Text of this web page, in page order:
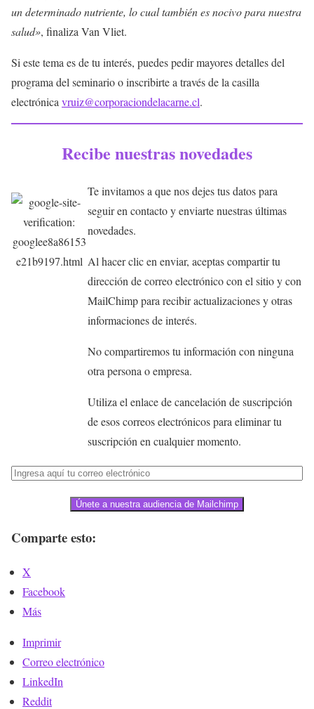
un determinado nutriente, lo cual también es nocivo para nuestra
salud», finaliza Van Vliet.
Si este tema es de tu interés, puedes pedir mayores detalles del
programa del seminario o inscribirte a través de la casilla
electrónica vruiz@corporaciondelacarne.cl.
Recibe nuestras novedades
Te invitamos a que nos dejes tus datos para
seguir en contacto y enviarte nuestras últimas
novedades.
Al hacer clic en enviar, aceptas compartir tu
dirección de correo electrónico con el sitio y con
MailChimp para recibir actualizaciones y otras
informaciones de interés.
No compartiremos tu información con ninguna
otra persona o empresa.
Utiliza el enlace de cancelación de suscripción
de esos correos electrónicos para eliminar tu
suscripción en cualquier momento.
Únete a nuestra audiencia de Mailchimp
Comparte esto:
X
Facebook
Más
Imprimir
Correo electrónico
LinkedIn
Reddit